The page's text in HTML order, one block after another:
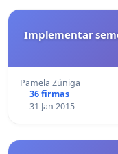
Implementar
Pamela Zúniga
36 firmas
31 Jan 2015